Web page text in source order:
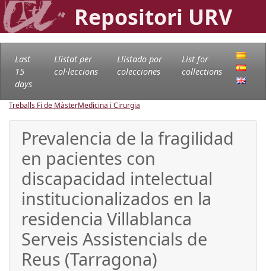
Repositori URV
Last
15
days
Llistat per
col·leccions
Llistado por
colecciones
List for
collections
Treballs Fi de MàsterMedicina i Cirurgia
Prevalencia de la fragilidad
en pacientes con
discapacidad intelectual
institucionalizados en la
residencia Villablanca
Serveis Assistencials de
Reus (Tarragona)